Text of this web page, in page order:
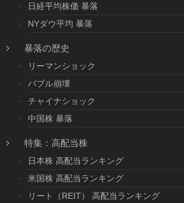
日経平均株価 暴落
NYダウ平均 暴落
暴落の歴史
リーマンショック
バブル崩壊
チャイナショック
中国株 暴落
特集：高配当株
日本株 高配当ランキング
米国株 高配当ランキング
リート（REIT） 高配当ランキング